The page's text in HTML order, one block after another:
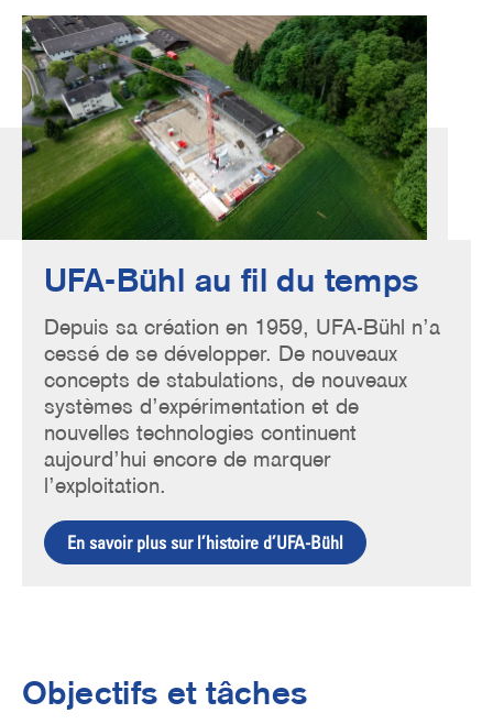
Image
UFA-Bühl au fil du temps
Depuis sa création en 1959, UFA-Bühl n’a
cessé de se développer. De nouveaux
concepts de stabulations, de nouveaux
systèmes d’expérimentation et de
nouvelles technologies continuent
aujourd’hui encore de marquer
l’exploitation.
En savoir plus sur l’histoire d’UFA-Bühl
Objectifs et tâches